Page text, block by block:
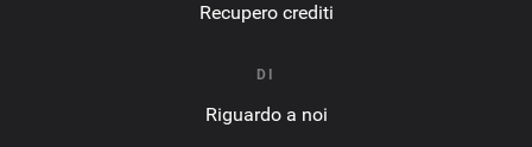
Recupero crediti
DI
Riguardo a noi